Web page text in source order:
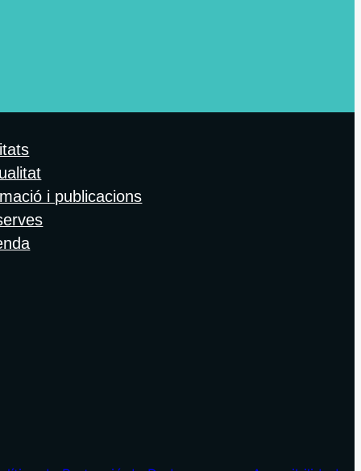
i publicacions